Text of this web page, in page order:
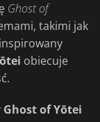
Ghost of
takimi jak
obiecuje
Ghost of Yōtei